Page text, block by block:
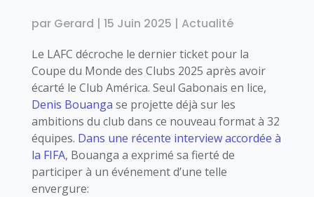
par Gerard | 15 Juin 2025 | Actualité
Le LAFC décroche le dernier ticket pour la
Coupe du Monde des Clubs 2025 après avoir
écarté le Club América. Seul Gabonais en lice,
Denis Bouanga se projette déjà sur les
ambitions du club dans ce nouveau format à 32
équipes. Dans une récente interview accordée à
la FIFA, Bouanga a exprimé sa fierté de
participer à un événement d’une telle
envergure: